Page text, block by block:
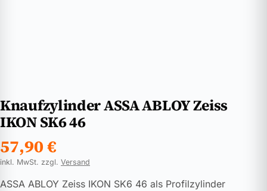
Knaufzylinder ASSA ABLOY Zeiss
IKON SK6 46
57,90€
inkl. MwSt. zzgl. Versand
ASSA ABLOY Zeiss IKON SK6 46 als Profilzylinder